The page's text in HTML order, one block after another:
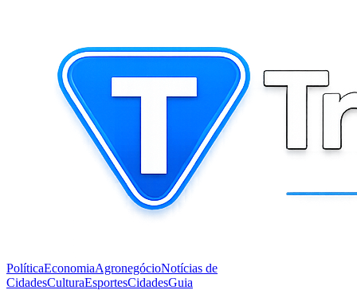
PolíticaEconomiaAgronegócioNotícias de
CidadesCulturaEsportesCidadesGuia